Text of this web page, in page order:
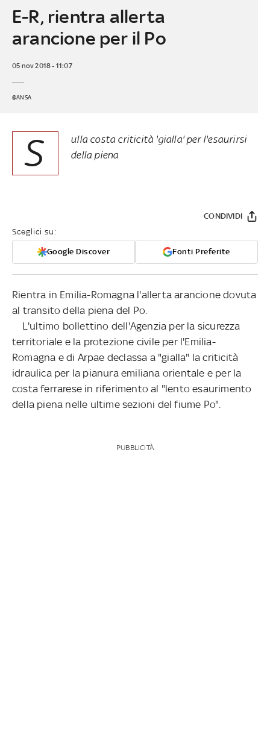
E-R, rientra allerta
arancione per il Po
05 nov 2018 - 11:07
@ANSA
S
ulla costa criticità 'gialla' per l'esaurirsi
della piena
Sceglici su:
Google Discover Fonti Preferite
CONDIVIDI
Rientra in Emilia-Romagna l'allerta arancione dovuta
al transito della piena del Po.
L'ultimo bollettino dell'Agenzia per la sicurezza
territoriale e la protezione civile per l'Emilia-
Romagna e di Arpae declassa a "gialla" la criticità
idraulica per la pianura emiliana orientale e per la
costa ferrarese in riferimento al "lento esaurimento
della piena nelle ultime sezioni del fiume Po".
PUBBLICITÀ